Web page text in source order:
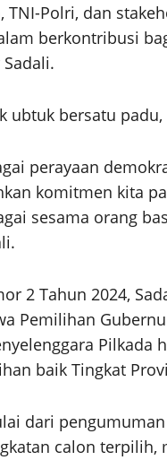
TNI-Polri, dan
berkontribusi
ubtuk bersatu
perayaan
komitmen kita
sesama orang
2 Tahun 2024,
Pemilihan
baik Tingkat
dari
calon